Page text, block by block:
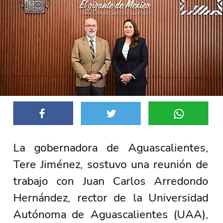
La gobernadora de Aguascalientes,
Tere Jiménez, sostuvo una reunión de
trabajo con Juan Carlos Arredondo
Hernández, rector de la Universidad
Autónoma de Aguascalientes (UAA),